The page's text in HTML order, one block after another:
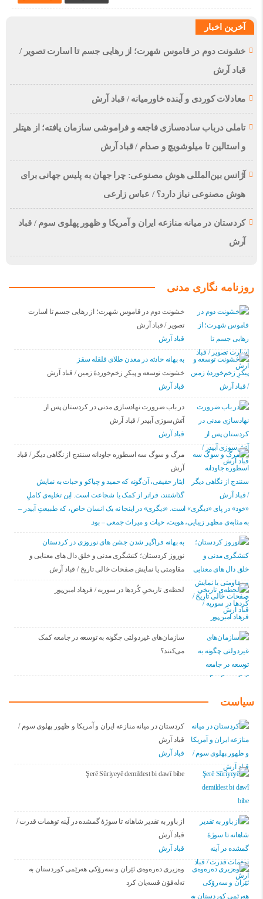
آخرین اخبار
خشونت دوم در قاموس شهرت؛ از رهایی جسم تا اسارت تصویر /
قباد آرش
معادلات کوردی و آینده خاورمیانه / قباد آرش
تاملی درباب سادەسازی فاجعە و فراموشی سازمان یافتە؛ از هیتلر
و استالین تا میلوشویچ و صدام / قباد آرش
آژانس بین‌المللی هوش مصنوعی: چرا جهان به پلیس جهانی برای
هوش مصنوعی نیاز دارد؟ / عباس زارعی
کردستان در میانه منازعە ایران و آمریکا و ظهور پهلوی سوم / قباد
آرش
روزنامه نگاری مدنی
خشونت دوم در قاموس شهرت؛ از رهایی جسم تا اسارت
تصویر / قباد آرش
قباد آرش
بە بهانه حادثە در معدن طلای قلقله سقز
خشونت توسعه و پیکرِ زخم‌خوردهٔ زمین / قباد آرش
قباد آرش
در باب ضرورت نهادسازی مدنی در کردستان پس از
آتش‌سوزی آبیدر / قباد آرش
قباد آرش
مرگ و سوگ سه اسطوره جاودانه سنندج از نگاهی دیگر / قباد
آرش
ایثار حقیقی، آن‌گونه که حمید و چیاکو و خبات به نمایش
گذاشتند، فراتر از کمک یا شجاعت است. این تخلیه‌ی کاملِ
«خود» در پای «دیگری» است. «دیگری» در اینجا نه یک انسان خاص، که طبیعتِ آبیدر –
به مثابه‌ی مظهر زیبایی، هویت، حیات و میراث جمعی – بود.
به بهانه فراگیر شدن جشن های نوروزی در کردستان
نوروز کردستان؛ کنشگری مدنی و خلق دال های معنایی و
مقاومتی یا نمایش صفحات خالی تاریخ / قباد آرش
لحظه‌ی تاریخیِ کُردها در سوریه / فرهاد امین‌پور
سازمان‌های غیردولتی چگونه به توسعه در جامعه کمک
می‌کنند؟
سیاست
کردستان در میانه منازعە ایران و آمریکا و ظهور پهلوی سوم /
قباد آرش
قباد آرش
Şerê Sûriyeyê demildest bi dawî bibe
از باور بە تقدیر شاهانه تا سوژهٔ گمشده در آینه توهمات قدرت /
قباد آرش
قباد آرش
وەزیری دەرەوەی ئێران و سەرۆکی هەرێمی کوردستان بە
تەلەفۆن قسەیان کرد